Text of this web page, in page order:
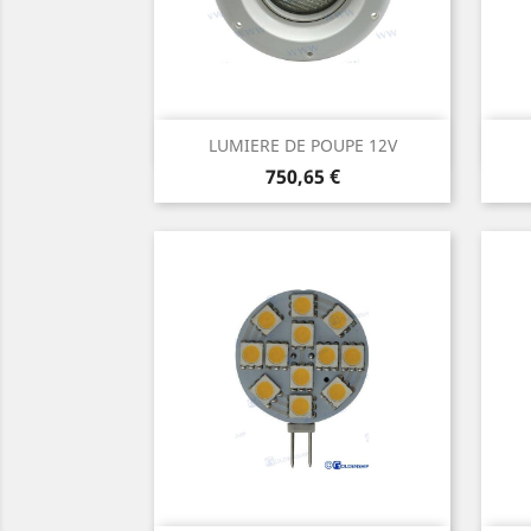
LUMIERE DE POUPE 12V
Prix
750,65 €
Aperçu rapide